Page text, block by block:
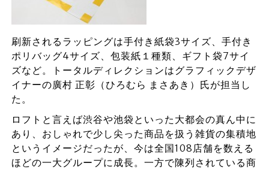
刷新されるラッピングは手付き紙袋3サイズ、手付き
ポリバッグ4サイズ、包装紙１種類、ギフト袋7サイ
ズなど。トータルディレクションはグラフィックデザ
イナーの廣村 正彰（ひろむら まさあき）氏が担当し
た。
ロフトと言えば渋谷や池袋といった大都会の真ん中に
あり、おしゃれで少し尖った商品を扱う雑貨の集積地
というイメージだったが、今は全国108店舗を数える
ほどの一大グループに成長。一方で陳列されている商